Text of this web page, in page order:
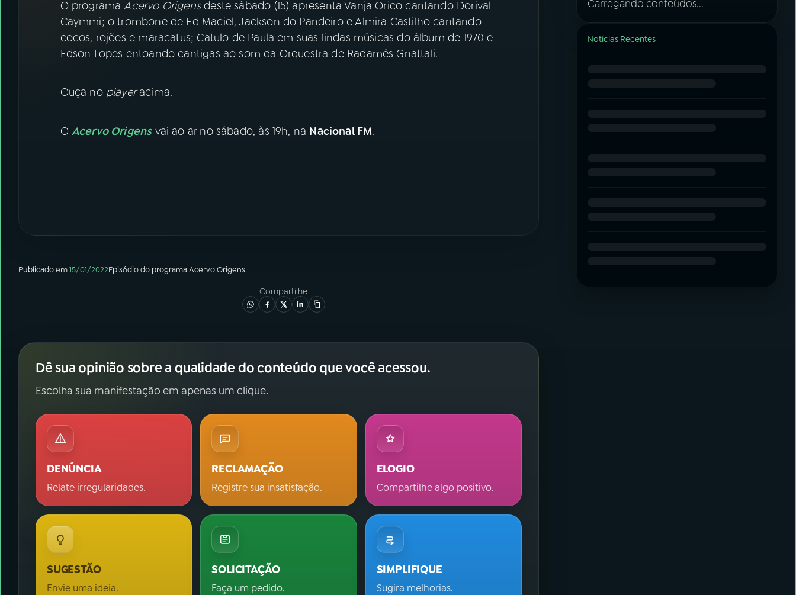
YouTube Facebook
Instagram X
O programaAcervo Origensdeste sábado (15) apresenta Vanja Orico cantando Dorival
Caymmi; o trombone de Ed Maciel, Jackson do Pandeiro e Almira Castilho cantando
cocos, rojões e maracatus; Catulo de Paula em suas lindas músicas do álbum de 1970 e
Edson Lopes entoando cantigas ao som da Orquestra de Radamés Gnattali.
Ouça no playeracima.
O Acervo Origensvai ao ar no sábado, às 19h, na Nacional FM.
Publicado em15/01/2022Episódiodo programaAcervo Origens
Compartilhe
Dê sua opinião sobre a qualidade do conteúdo que você acessou.
Escolha sua manifestação em apenas um clique.
DENÚNCIA
Relate irregularidades.
RECLAMAÇÃO
Registre sua insatisfação.
ELOGIO
Compartilhe algo positivo.
SUGESTÃO
Envie uma ideia.
SOLICITAÇÃO
Faça um pedido.
SIMPLIFIQUE
Sugira melhorias.
Carregando conteúdos...
Notícias Recentes